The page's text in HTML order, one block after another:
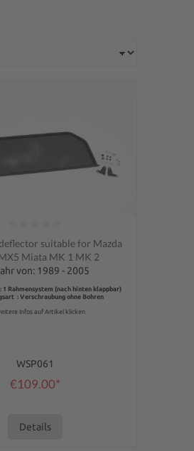
of 0 out of 5 stars
suitable for Mazda
Miata MK 1 MK 2
von: 1989 - 2005
Rahmensystem (nach hinten klappbar)
: Verschraubung ohne Bohren
Infos auf Artikel klicken
WSP061
€109.00*
Details